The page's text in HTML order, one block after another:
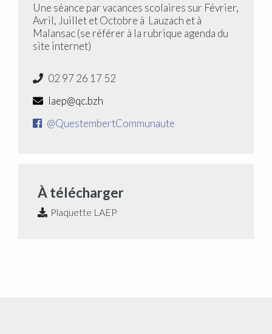
Une séance par vacances scolaires sur Février,
Avril, Juillet et Octobre à Lauzach et à
Malansac (se référer à la rubrique agenda du
site internet)
02 97 26 17 52
laep@qc.bzh
@QuestembertCommunaute
À télécharger
Plaquette LAEP